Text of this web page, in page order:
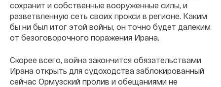
сохранит и собственные вооруженные силы, и
разветвленную сеть своих прокси в регионе. Каким
бы ни был итог этой войны, он точно будет далеким
от безоговорочного поражения Ирана.
Скорее всего, война закончится обязательствами
Ирана открыть для судоходства заблокированный
сейчас Ормузский пролив и обещаниями не